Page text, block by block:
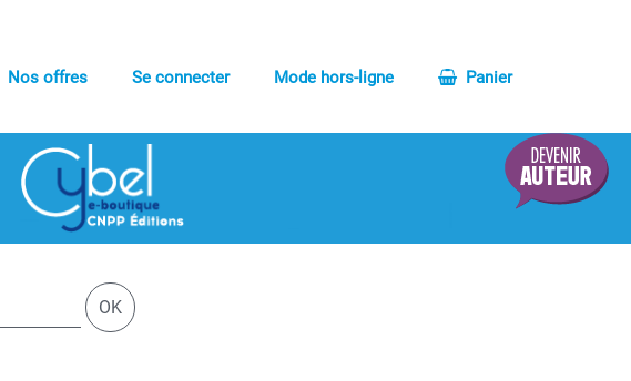
Nos offres Se connecter Mode hors-ligne Panier
OK